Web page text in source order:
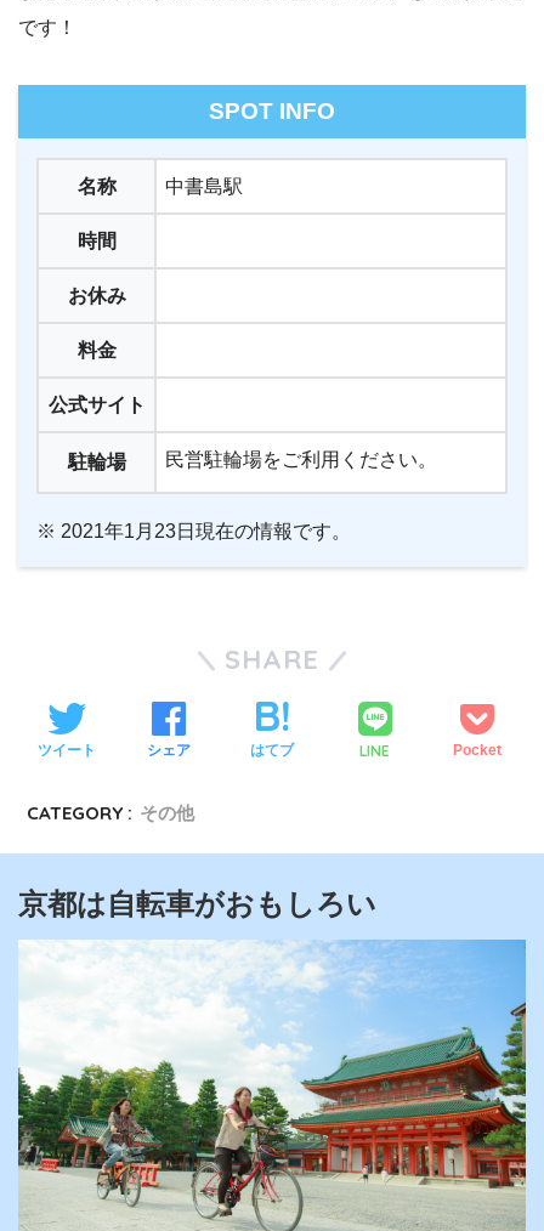
です！
SPOT INFO
名称 中書島駅
時間
お休み
料金
公式サイト
駐輪場 民営駐輪場をご利用ください。
※ 2021年1月23日現在の情報です。
SHARE
ツイート シェア はてブ LINE Pocket
CATEGORY : その他
京都は自転車がおもしろい